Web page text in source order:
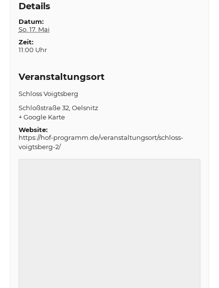
Details
Datum:
So. 17. Mai
Zeit:
11:00 Uhr
Veranstaltungsort
Schloss Voigtsberg
Schloßstraße 32 Oelsnitz
+ Google Karte
Website:
https://hof-programm.de/veranstaltungsort/schloss-
voigtsberg-2/